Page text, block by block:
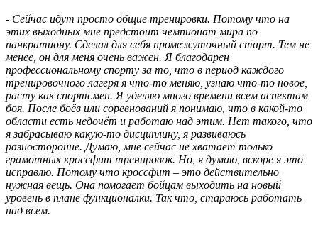
- Сейчас идут просто общие тренировки. Потому что на
этих выходных мне предстоит чемпионат мира по
панкратиону. Сделал для себя промежуточный старт. Тем не
менее, он для меня очень важен. Я благодарен
профессиональному спорту за то, что в период каждого
тренировочного лагеря я что-то меняю, узнаю что-то новое,
расту как спортсмен. Я уделяю много времени всем аспектам
боя. После боёв или соревнований я понимаю, что в какой-то
области есть недочёт и работаю над этим. Нет такого, что
я забрасываю какую-то дисциплину, я развиваюсь
разносторонне. Думаю, мне сейчас не хватает только
грамотных кроссфит тренировок. Но, я думаю, вскоре я это
исправлю. Потому что кроссфит – это действительно
нужная вещь. Она помогает бойцам выходить на новый
уровень в плане функционалки. Так что, стараюсь работать
над всем.